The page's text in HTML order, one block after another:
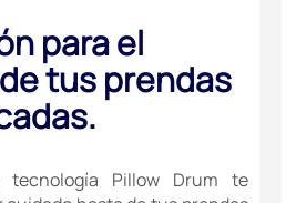
para el
tus prendas
Pillow Drum te